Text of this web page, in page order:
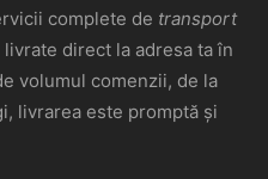
complete de transport
direct la adresa ta în
volumul comenzii, de la
livrarea este promptă și